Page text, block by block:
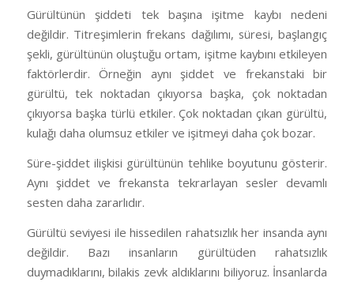
Gürültünün şiddeti tek başına işitme kaybı nedeni
değildir. Titreşimlerin frekans dağılımı, süresi, başlangıç
şekli, gürültünün oluştuğu ortam, işitme kaybını etkileyen
faktörlerdir. Örneğin aynı şiddet ve frekanstaki bir
gürültü, tek noktadan çıkıyorsa başka, çok noktadan
çıkıyorsa başka türlü etkiler. Çok noktadan çıkan gürültü,
kulağı daha olumsuz etkiler ve işitmeyi daha çok bozar.
Süre-şiddet ilişkisi gürültünün tehlike boyutunu gösterir.
Aynı şiddet ve frekansta tekrarlayan sesler devamlı
sesten daha zararlıdır.
Gürültü seviyesi ile hissedilen rahatsızlık her insanda aynı
değildir. Bazı insanların gürültüden rahatsızlık
duymadıklarını, bilakis zevk aldıklarını biliyoruz. İnsanlarda